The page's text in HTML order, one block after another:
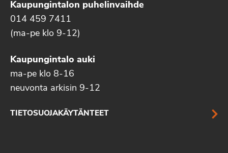
Kaupungintalon puhelinvaihde
014 459 7411
(ma-pe klo 9-12)
Kaupungintalo auki
ma-pe klo 8-16
neuvonta arkisin 9-12
TIETOSUOJAKÄYTÄNTEET